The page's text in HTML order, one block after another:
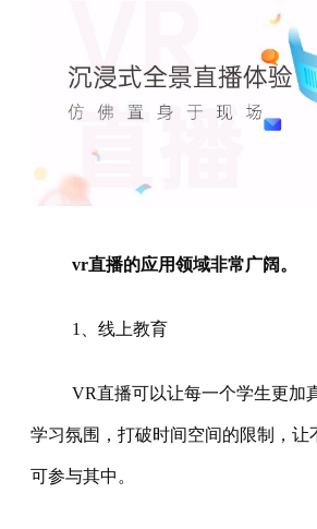
vr直播的应用领域非常广阔。
1、线上教育
VR直播可以让每一个学生更加
学习氛围，打破时间空间的限制，让
可参与其中。